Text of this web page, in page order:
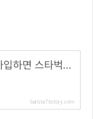
앱테크, 신한 플레이 가입하면 스타벅스 커피 100원( 추천코드 : F64FBFA )
barista7.tistory.com